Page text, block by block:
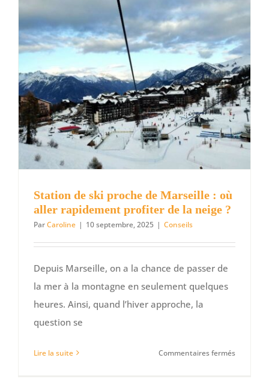
:
votre
escapade
sans
Station de ski proche de Marseille : où
aller rapidement profiter de la neige ?
ParCaroline | 10 septembre, 2025 | Conseils
Depuis Marseille, on a la chance de passer de
la mer à la montagne en seulement quelques
heures. Ainsi, quand l’hiver approche, la
question se
Lire la suite Commentaires ferméssur